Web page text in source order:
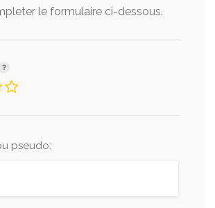
le formulaire ci-dessous.
pseudo: